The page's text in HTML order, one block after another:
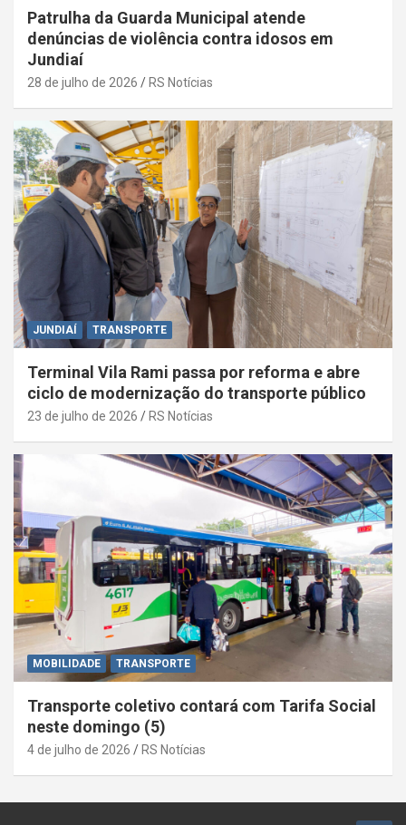
Patrulha da Guarda Municipal atende
denúncias de violência contra idosos em
Jundiaí
28 de julho de 2026 RS Notícias
JUNDIAÍ TRANSPORTE
Terminal Vila Rami passa por reforma e abre
ciclo de modernização do transporte público
23 de julho de 2026 RS Notícias
MOBILIDADE TRANSPORTE
Transporte coletivo contará com Tarifa Social
neste domingo (5)
4 de julho de 2026 RS Notícias